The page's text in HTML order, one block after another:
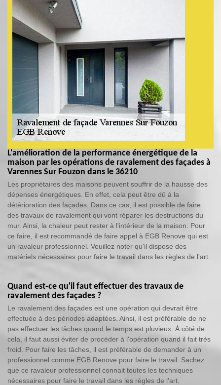
L'amélioration de la performance énergétique de la
maison par les opérations de ravalement des façades à
Varennes Sur Fouzon dans le 36210
Les propriétaires des maisons peuvent souffrir de la hausse des
dépenses énergétiques. En effet, cela peut être dû à la
détérioration des façades. Dans ce cas, il est possible de faire
des travaux de ravalement qui vont réparer les destructions du
mur. Ainsi, la chaleur peut rester à l'intérieur de la maison. Pour
ce faire, il est recommandé de faire appel à EGB Renove qui est
un ravaleur professionnel. Veuillez noter qu'il dispose des
matériels nécessaires pour faire le travail dans les règles de l'art.
Quand est-ce qu'il faut effectuer des travaux de
ravalement des façades ?
Le ravalement des façades est une opération qui devrait être
effectuée à des périodes adaptées. Ainsi, il est préférable de ne
pas effectuer les tâches quand le temps est pluvieux. À côté de
cela, il faut aussi éviter de procéder à l'opération quand il fait très
froid. Pour faire les tâches, il est préférable de demander à un
professionnel comme EGB Renove pour faire le travail. Sachez
que ce ravaleur professionnel connait toutes les techniques
nécessaires pour faire le travail dans les règles de l'art.